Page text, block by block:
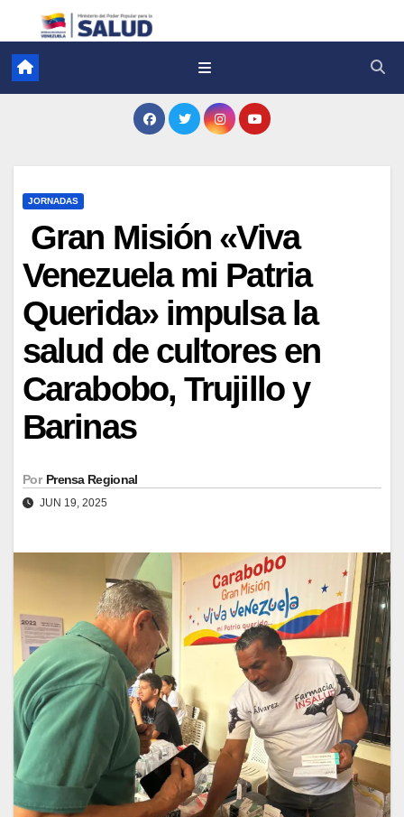
JORNADAS
Gran Misión «Viva
Venezuela mi Patria
Querida» impulsa la
salud de cultores en
Carabobo, Trujillo y
Barinas
Por Prensa Regional
JUN 19, 2025